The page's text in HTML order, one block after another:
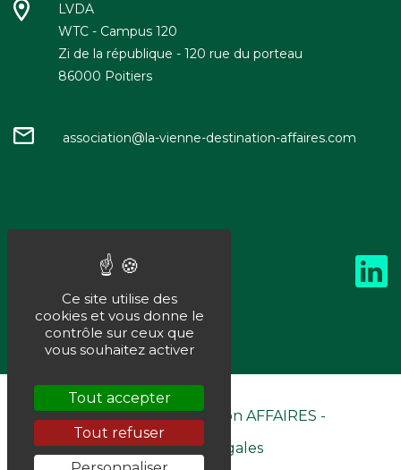
LVDA
WTC - Campus 120
Zi de la république - 120 rue du porteau
86000 Poitiers
association@la-vienne-destination-affaires.com
©La Vienne Destination AFFAIRES -
Mentions Légales
Ce site utilise des
cookies et vous donne le
contrôle sur ceux que
vous souhaitez activer
Tout accepter
Tout refuser